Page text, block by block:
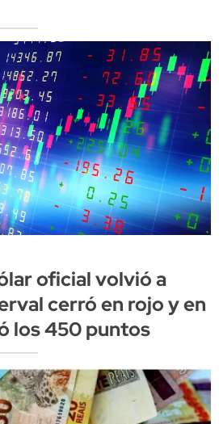
oficial volvió a
cerró en rojo y en
los 450 puntos